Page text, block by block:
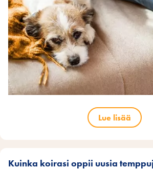
Lue lisää
Kuinka koirasi oppii uusia